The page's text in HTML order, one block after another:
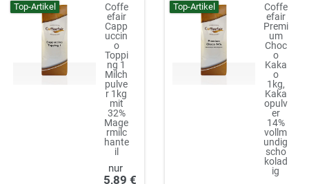
Top-Artikel
Coffe
efair
Capp
uccin
o
Toppi
ng 1
Milch
pulve
r 1kg
mit
32%
Mage
rmilc
hante
il
5,89 €
Top-Artikel
Coffe
efair
Premi
um
Choc
o
Kaka
o
1kg,
Kaka
opulv
er
14%
vollm
undig
scho
kolad
ig